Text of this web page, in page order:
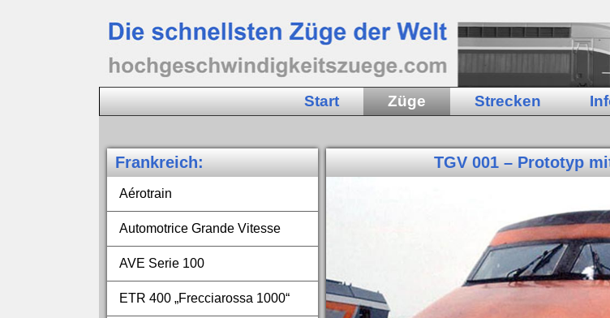
Start Züge Strecken
Frankreich:
Aérotrain
Automotrice Grande Vitesse
AVE Serie 100
ETR 400 „Frecciarossa 1000“
TGV 001 – Prototyp